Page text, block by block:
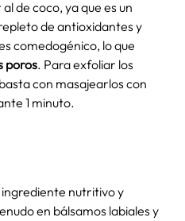
de coco, ya que es un
de antioxidantes y
comedogénico, lo que
poros. Para exfoliar los
con masajearlos con
1 minuto.
nutritivo y
en bálsamos labiales y